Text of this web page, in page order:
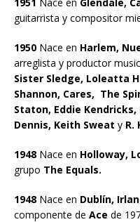
guitarrista y compositor
1950 Nace en Harlem,
arreglista y productor
Sister Sledge, Loleatta
Shannon, Cares, The
Staton, Eddie
Dennis, Keith Sweat y R.
1948 Nace en Holloway,
grupo The Equals.
1948 Nace en Dublín,
componente de Ace de